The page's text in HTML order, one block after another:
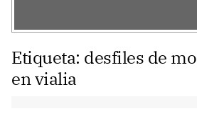
Etiqueta: desfiles de
en vialia